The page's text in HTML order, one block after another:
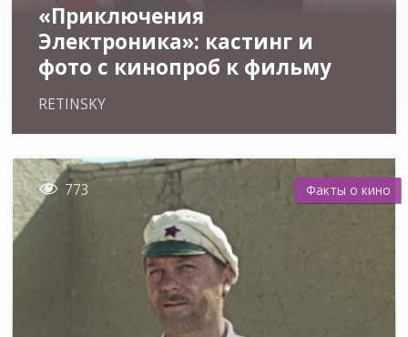
«Приключения
Электроника»: кастинг и
фото с кинопроб к фильму
RETINSKY
 773 Факты о кино